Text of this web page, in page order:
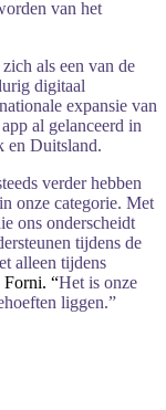
van het
zich als een van de
digitaal
expansie van
app al gelanceerd in
en Duitsland.
verderhebben
in onze categorie. Met
ons onderscheidt
tijdens de
alleen tijdens
Forni. “Het is onze
liggen.”